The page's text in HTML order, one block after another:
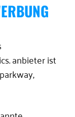
anbieter ist